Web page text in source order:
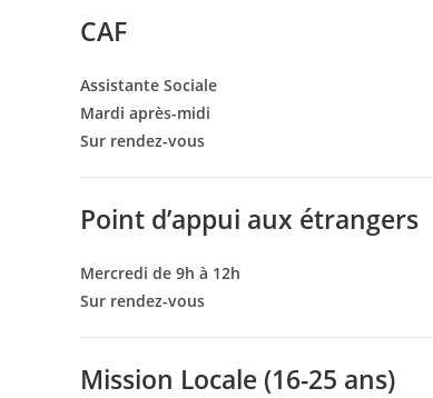
CAF
Assistante Sociale
Mardi après-midi
Sur rendez-vous
Point d’appui aux étrangers
Mercredi de 9h à 12h
Sur rendez-vous
Mission Locale (16-25 ans)